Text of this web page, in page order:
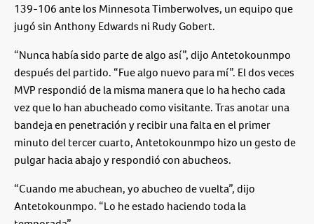
139-106 ante los Minnesota Timberwolves, un equipo que
jugó sin Anthony Edwards ni Rudy Gobert.
“Nunca había sido parte de algo así”, dijo Antetokounmpo
después del partido. “Fue algo nuevo para mí”. El dos veces
MVP respondió de la misma manera que lo ha hecho cada
vez que lo han abucheado como visitante. Tras anotar una
bandeja en penetración y recibir una falta en el primer
minuto del tercer cuarto, Antetokounmpo hizo un gesto de
pulgar hacia abajo y respondió con abucheos.
“Cuando me abuchean, yo abucheo de vuelta”, dijo
Antetokounmpo. “Lo he estado haciendo toda la